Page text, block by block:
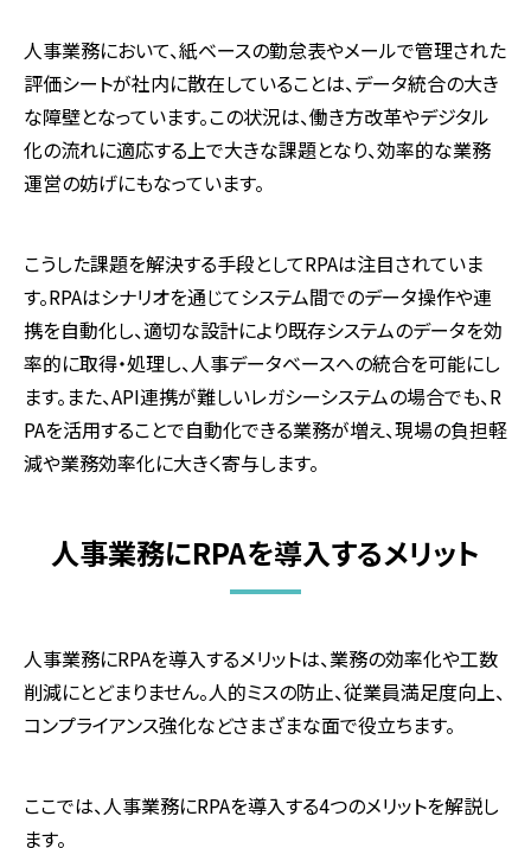
人事業務において、紙ベースの勤怠表やメールで管理された
評価シートが社内に散在していることは、データ統合の大き
な障壁となっています。この状況は、働き方改革やデジタル
化の流れに適応する上で大きな課題となり、効率的な業務
運営の妨げにもなっています。
こうした課題を解決する手段としてRPAは注目されていま
す。RPAはシナリオを通じてシステム間でのデータ操作や連
携を自動化し、適切な設計により既存システムのデータを効
率的に取得・処理し、人事データベースへの統合を可能にし
ます。また、API連携が難しいレガシーシステムの場合でも、R
PAを活用することで自動化できる業務が増え、現場の負担軽
減や業務効率化に大きく寄与します。
人事業務にRPAを導入するメリット
人事業務にRPAを導入するメリットは、業務の効率化や工数
削減にとどまりません。人的ミスの防止、従業員満足度向上、
コンプライアンス強化などさまざまな面で役立ちます。
ここでは、人事業務にRPAを導入する4つのメリットを解説し
ます。